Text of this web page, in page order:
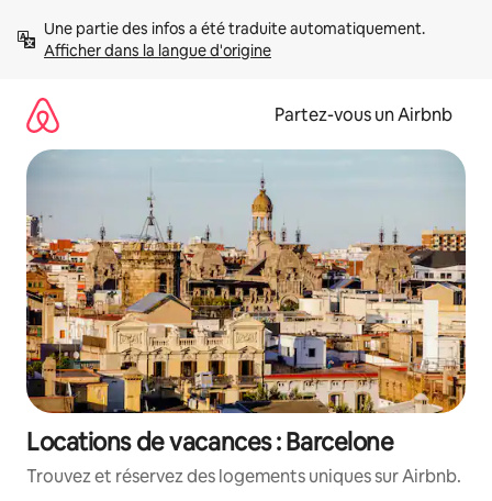
directement
Afficher dans la langue d'origine
Partez-vous un Airbnb
Locations de vacances : Barcelone
Trouvez et réservez des logements uniques sur Airbnb.